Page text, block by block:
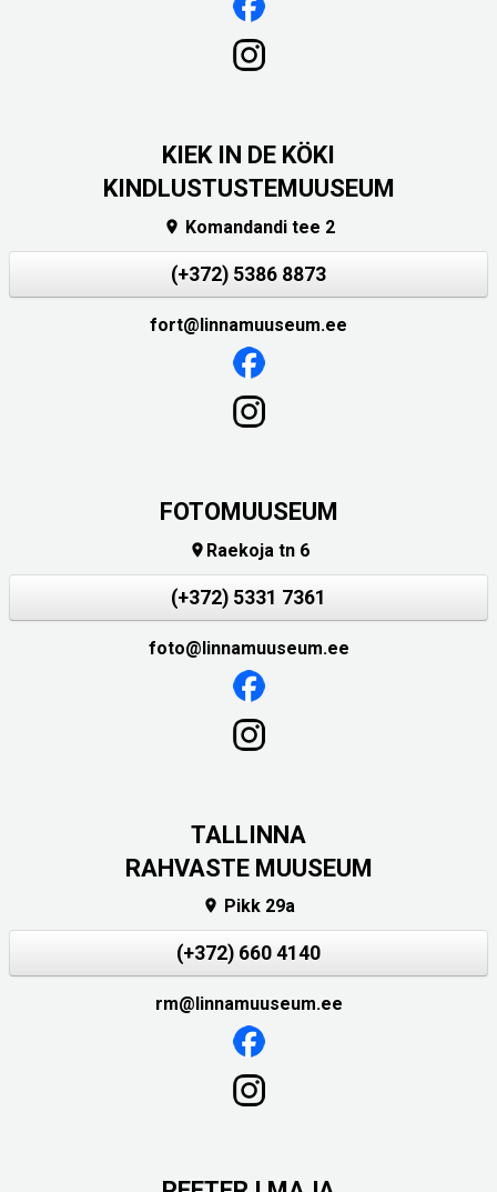
KIEK IN DE KÖKI
KINDLUSTUSTEMUUSEUM
 Komandandi tee 2
(+372) 5386 8873
fort@linnamuuseum.ee
FOTOMUUSEUM
 Raekoja tn 6
(+372) 5331 7361
foto@linnamuuseum.ee
TALLINNA
RAHVASTE MUUSEUM
 Pikk 29a
(+372) 660 4140
rm@linnamuuseum.ee